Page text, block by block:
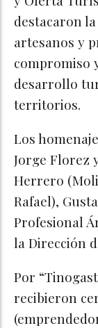
destacaron
artesanos y
compromiso
desarrollo
territorios.
Los
Jorge Florez
Herrero
Rafael),
Profesional
la Dirección
Por
recibieron